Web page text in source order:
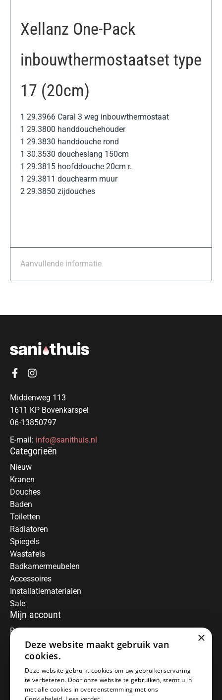
Xellanz One-Pack
inbouwthermostaatset type
17 (20cm)
1 29.3966 Caral 3 weg inbouwthermostaat
1 29.3800 handdouchehouder
1 29.3830 handdouche rond
1 30.3530 doucheslang 150cm
1 29.3815 hoofddouche 20cm r.
1 29.3811 douchearm muur
2 29.3850 zijdouches
Aanvullende informatie
Middenweg 113
1611 KP Bovenkarspel
06-13850797
E-mail: info@sanithuis.nl
Categorieën
Nieuw
Kranen
Douches
Baden
Toiletten
Radiatoren
Spiegels
Wastafels
Badkamermeubelen
Accessoires
Installatiematerialen
Sale
Mijn account
Registreren
Mijn bestellingen
Informatie
Over ons
Algemene voorwaarden
Disclaimer
×
Deze website maakt gebruik van
cookies.
Deze website gebruikt cookies om uw gebruikerservaring
te verbeteren. Door onze website te gebruiken, stemt u in
met alle cookies in overeenstemming met ons